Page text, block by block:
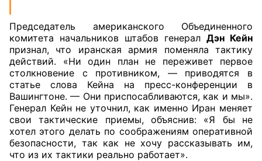
Председатель американского Объединенного
комитета начальников штабов генерал Дэн Кейн
признал, что иранская армия поменяла тактику
действий. «Ни один план не переживет первое
столкновение с противником, — приводятся в
статье слова Кейна на пресс-конференции в
Вашингтоне. — Они приспосабливаются, как и мы».
Генерал Кейн не уточнил, как именно Иран меняет
свои тактические приемы, объяснив: «Я бы не
хотел этого делать по соображениям оперативной
безопасности, так как не хочу рассказывать им,
что из их тактики реально работает».